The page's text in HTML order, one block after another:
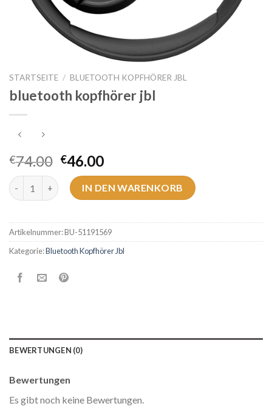
STARTSEITE / BLUETOOTH KOPFHÖRER JBL
bluetooth kopfhörer jbl
€74.00 €46.00
bluetooth kopfhörer jbl Menge
IN DEN WARENKORB
Artikelnummer:BU-51191569
Kategorie:Bluetooth Kopfhörer Jbl
BEWERTUNGEN (0)
Bewertungen
Es gibt noch keine Bewertungen.